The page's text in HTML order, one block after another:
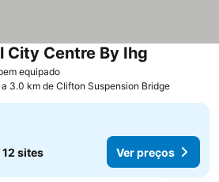
equipadoVer preços
City Centre By Ihg
a 3.0 km de Clifton Suspension Bridge
12 sites Ver preços